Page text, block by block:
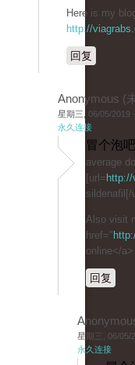
Here is my
http://
回复
Anonymous (
星期三, 06/05/2019
永久连接
冒个泡
average
[url=
sildenafil[/
Also visit
href="
online</a>
回复
星期三, 06/05/
永久连接